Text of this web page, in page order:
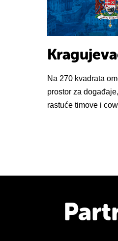
Na 270 kvadrata
prostor za
rastuće timove i